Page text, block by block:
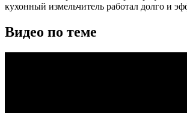
кухонный измельчитель работал долго и
Видео по теме